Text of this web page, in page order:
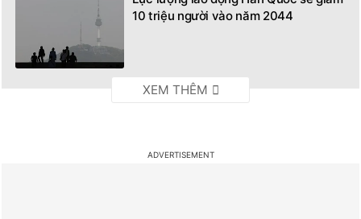
10 triệu người vào năm 2044